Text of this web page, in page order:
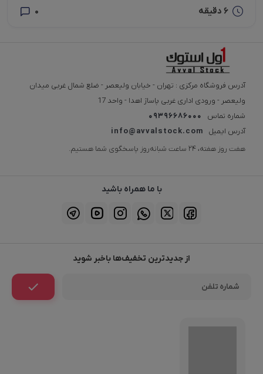
6 دقیقه 0
آدرس فروشگاه مرکزی : تهران - خیابان ولیعصر - ضلع شمال غربی میدان
ولیعصر - ورودی اداری غربی پاساژ اهدا - واحد 17
شماره تماس
09396686000
آدرس ایمیل
info@avvalstock.com
هفت روز هفته، ۲۴ ساعت شبانه‌روز پاسخگوی شما هستیم.
با ما همراه باشید
از جدیدترین تخفیف‌ها باخبر شوید